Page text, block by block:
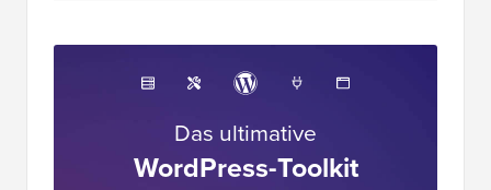
Das ultimative
WordPress-Toolkit